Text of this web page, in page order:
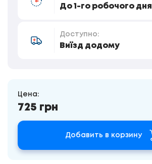
До 1-го робочого дня
Доступно:
Виїзд додому
Цена:
725 грн
Добавить в корзину